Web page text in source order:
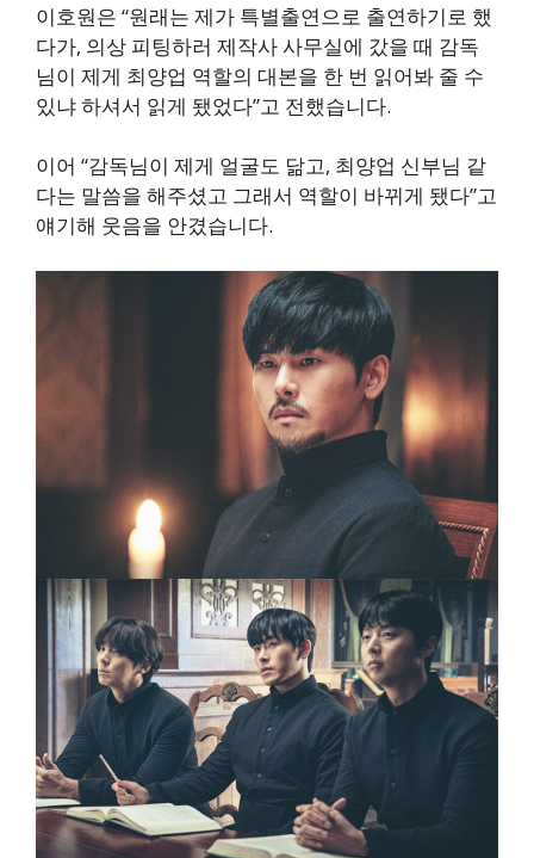
이호원은 “원래는 제가 특별출연으로 출연하기로 했
다가, 의상 피팅하러 제작사 사무실에 갔을 때 감독
님이 제게 최양업 역할의 대본을 한 번 읽어봐 줄 수
있냐 하셔서 읽게 됐었다”고 전했습니다.
이어 “감독님이 제게 얼굴도 닮고, 최양업 신부님 같
다는 말씀을 해주셨고 그래서 역할이 바뀌게 됐다”고
얘기해 웃음을 안겼습니다.